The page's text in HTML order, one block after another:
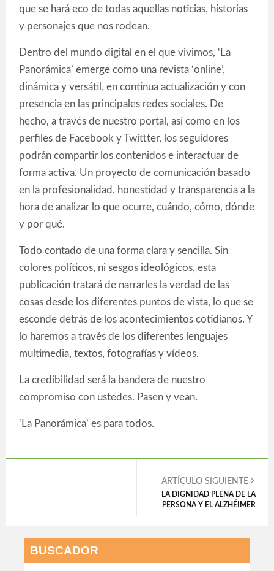
que se hará eco de todas aquellas noticias, historias
y personajes que nos rodean.
Dentro del mundo digital en el que vivimos, ‘La
Panorámica’ emerge como una revista ‘online’,
dinámica y versátil, en continua actualización y con
presencia en las principales redes sociales. De
hecho, a través de nuestro portal, así como en los
perfiles de Facebook y Twittter, los seguidores
podrán compartir los contenidos e interactuar de
forma activa. Un proyecto de comunicación basado
en la profesionalidad, honestidad y transparencia a la
hora de analizar lo que ocurre, cuándo, cómo, dónde
y por qué.
Todo contado de una forma clara y sencilla. Sin
colores políticos, ni sesgos ideológicos, esta
publicación tratará de narrarles la verdad de las
cosas desde los diferentes puntos de vista, lo que se
esconde detrás de los acontecimientos cotidianos. Y
lo haremos a través de los diferentes lenguajes
multimedia, textos, fotografías y vídeos.
La credibilidad será la bandera de nuestro
compromiso con ustedes. Pasen y vean.
‘La Panorámica’ es para todos.
ARTÍCULO SIGUIENTE
LA DIGNIDAD PLENA DE LA
PERSONA Y EL ALZHÉIMER
BUSCADOR